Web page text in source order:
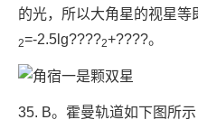
的光，所以大角星的视星
2=-2.5lg????2+????。
35. B。霍曼轨道如下图所